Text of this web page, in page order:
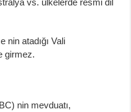
nin atadığı Vali
girmez.
nin mevduatı,